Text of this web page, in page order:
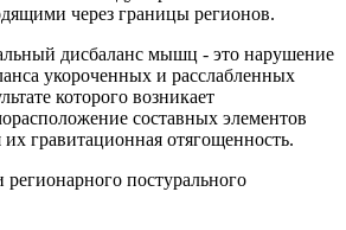
через границы регионов.
дисбаланс мышц - это нарушение
укороченных и расслабленных
которого возникает
составных элементов
гравитационная отягощенность.
постурального